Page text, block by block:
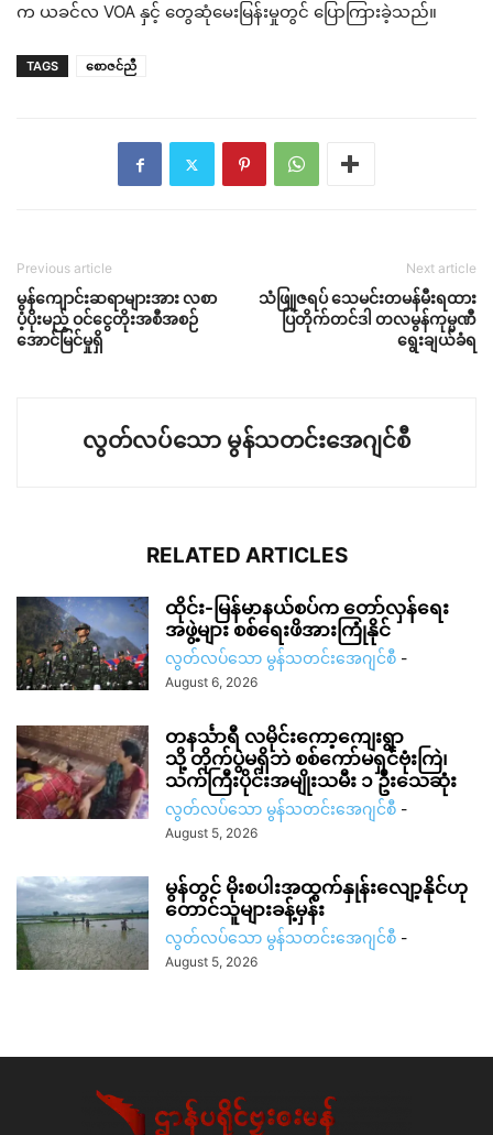
က ယခင်လ VOA နှင့် တွေဆုံမေးမြန်းမှုတွင် ပြောကြားခဲ့သည်။
TAGS စောဇင်ညီ
Previous article
မွန်ကျောင်းဆရာများအား လစာ
ပံ့ပိုးမည့် ဝင်ငွေတိုးအစီအစဉ်
အောင်မြင်မှုရှိ
Next article
သံဖြူဇရပ် သေမင်းတမန်မီးရထား
ပြတိုက်တင်ဒါ တလမွန်ကုမ္ပဏီ
ရွေးချယ်ခံရ
လွတ်လပ်သော မွန်သတင်းအေဂျင်စီ
RELATED ARTICLES
ထိုင်း-မြန်မာနယ်စပ်က တော်လှန်ရေး
အဖွဲ့များ စစ်ရေးဖိအားကြုံနိုင်
လွတ်လပ်သော မွန်သတင်းအေဂျင်စီ -
August 6, 2026
တနင်္သာရီ လမိုင်းကော့ကျေးရွာ
သို့ တိုက်ပွဲမရှိဘဲ စစ်ကော်မရှင်ဗုံးကြဲ၊
သက်ကြီးပိုင်းအမျိုးသမီး ၁ ဦးသေဆုံး
လွတ်လပ်သော မွန်သတင်းအေဂျင်စီ -
August 5, 2026
မွန်တွင် မိုးစပါးအထွက်နှုန်းလျော့နိုင်ဟု
တောင်သူများခန့်မှန်း
လွတ်လပ်သော မွန်သတင်းအေဂျင်စီ -
August 5, 2026